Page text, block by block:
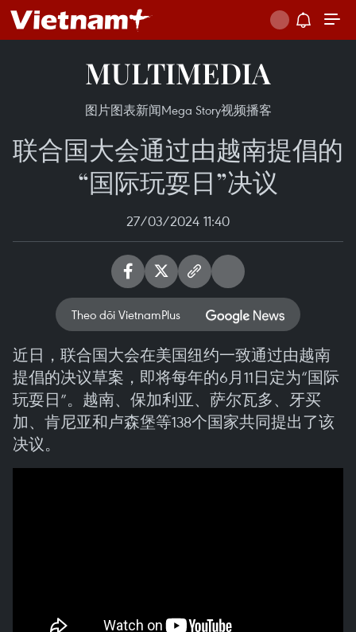
MULTIMEDIA
图片图表新闻Mega Story视频播客
联合国大会通过由越南提倡的
“国际玩耍日”决议
27/03/2024 11:40
Theo dõi VietnamPlus
近日，联合国大会在美国纽约一致通过由越南
提倡的决议草案，即将每年的6月11日定为“国际
玩耍日”。越南、保加利亚、萨尔瓦多、牙买
加、肯尼亚和卢森堡等138个国家共同提出了该
决议。